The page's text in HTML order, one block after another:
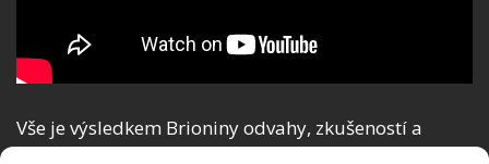
Vše je výsledkem Brioniny odvahy, zkušeností a